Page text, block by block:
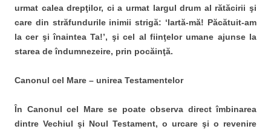
urmat calea drepţilor, ci a urmat largul drum al rătăcirii şi
care din străfundurile inimii strigă: ‘Iartă-mă! Păcătuit-am
la cer şi înaintea Ta!’, şi cel al fiinţelor umane ajunse la
starea de îndumnezeire, prin pocăinţă.
Canonul cel Mare – unirea Testamentelor
În Canonul cel Mare se poate observa direct îmbinarea
dintre Vechiul şi Noul Testament, o urcare şi o revenire